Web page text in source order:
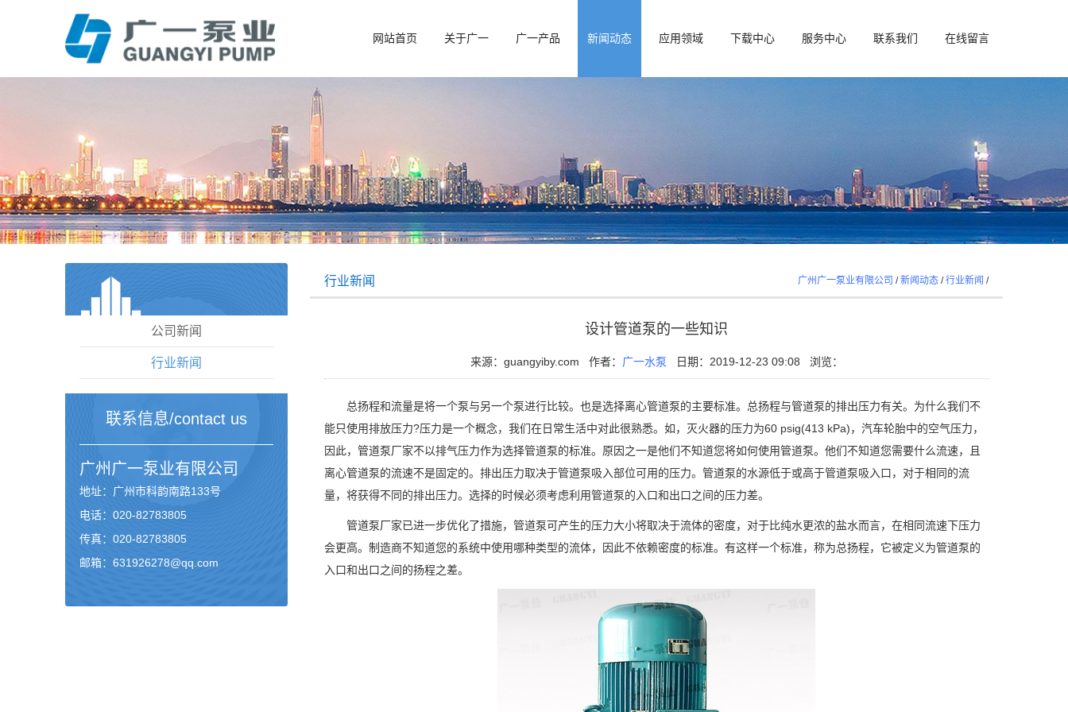
网站首页 关于广一 广一产品 新闻动态 应用领域 下载中心 服务中心 联系我们 在线留言
公司新闻
行业新闻
联系信息/contact us
广州 广一泵业有限公司
地址：广州市科韵南路133号
电话：020-82783805
传真：020-82783805
邮箱：631926278@qq.com
行业新闻 广州广一泵业有限公司 /新闻动态 /行业新闻 /
设计管道泵的一些知识
来源：guangyiby.com 作者： 广一水泵 日期：2019-12-23 09:08 浏览：
总扬程和流量是将一个泵与另一个泵进行比较。也是选择离心管道泵的主要标准。总扬程与管道泵的排出压力有关。为什么我们不
能只使用排放压力?压力是一个概念，我们在日常生活中对此很熟悉。如，灭火器的压力为60 psig(413 kPa)，汽车轮胎中的空气压力，
因此，管道泵厂家不以排气压力作为选择管道泵的标准。原因之一是他们不知道您将如何使用管道泵。他们不知道您需要什么流速，且
离心管道泵的流速不是固定的。排出压力取决于管道泵吸入部位可用的压力。管道泵的水源低于或高于管道泵吸入口，对于相同的流
量，将获得不同的排出压力。选择的时候必须考虑利用管道泵的入口和出口之间的压力差。
管道泵厂家已进一步优化了措施，管道泵可产生的压力大小将取决于流体的密度，对于比纯水更浓的盐水而言，在相同流速下压力
会更高。制造商不知道您的系统中使用哪种类型的流体，因此不依赖密度的标准。有这样一个标准，称为总扬程，它被定义为管道泵的
入口和出口之间的扬程之差。